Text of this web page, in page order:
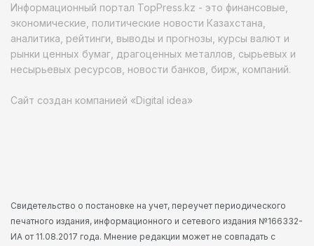
Информационный портал TopPress.kz - это финансовые,
экономические, политические новости Казахстана,
аналитика, рейтинги, выводы и прогнозы, курсы валют и
рынки ценных бумаг, драгоценных металлов, сырьевых и
несырьевых ресурсов, новости банков, бирж, компаний.
Сайт создан компанией «Digital idea»
Свидетельство о постановке на учет, переучет периодического
печатного издания, информационного и сетевого издания №166332-
ИА от 11.08.2017 года. Мнение редакции может не совпадать с